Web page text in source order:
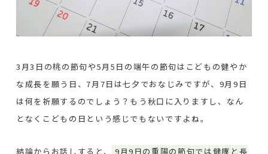
3月3日の桃の節句や5月5日の端午の節句はこどもの健やか
な成長を願う日、7月7日は七夕でおなじみですが、9月9日
は何を祈願するのでしょう？もう秋口に入りますし、なん
となくこどもの日という感じでもないですよね。
結論からお話しすると、 9月9日の重陽の節句では健康と長